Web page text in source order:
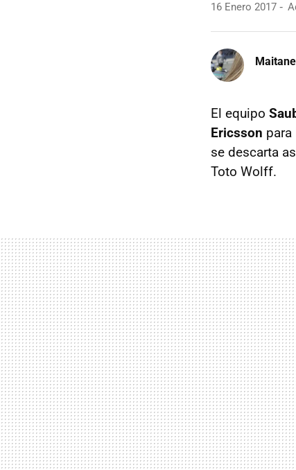
16 Enero 2017
El equipo
Ericsson
se descarta
Toto Wolff.